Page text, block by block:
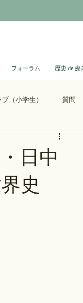
フォーラム 歴史 de 療
（小学生） 質問
進撃の巨人
日中
史